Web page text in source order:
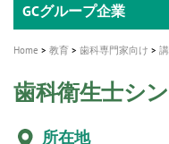
A healthy smile greatly
新発売 エバーエック
「セラスマート テク
「イニシャル LiSi（リ
ク」公開
歯を内部まで白くする
新製品 イオム ナゴミ
専用サイトはこちら
新製品バキュクレーブ
製品の詳細情報はこち
インプラント Aadva®
GCグループ企業
Home 教育 歯科専門家向け
歯科衛生士シ
所在地